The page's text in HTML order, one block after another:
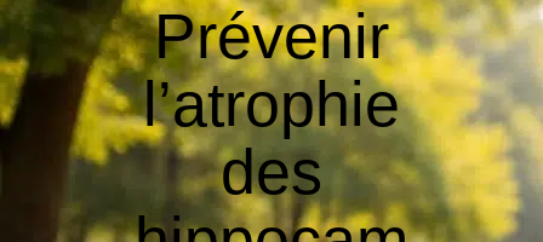
Prévenir
l’atrophie
des